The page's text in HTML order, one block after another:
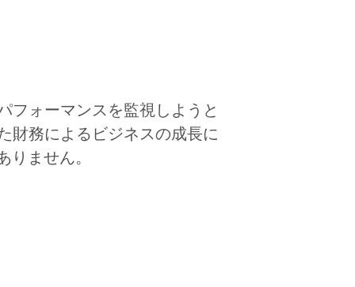
フォーマンスを監視しようと
財務によるビジネスの成長に
ません。